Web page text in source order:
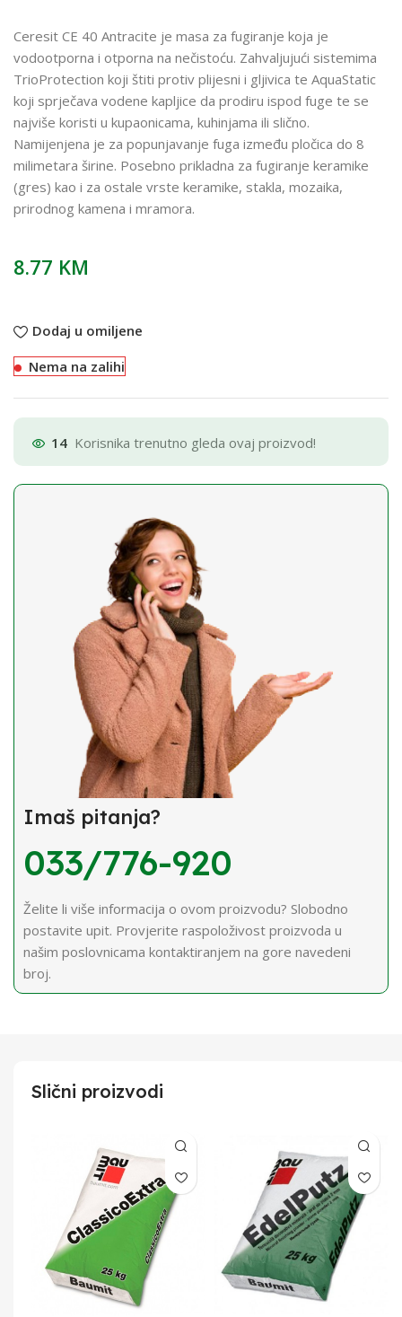
Ceresit CE 40 Antracite je masa za fugiranje koja je
vodootporna i otporna na nečistoću. Zahvaljujući sistemima
TrioProtection koji štiti protiv plijesni i gljivica te AquaStatic
koji sprječava vodene kapljice da prodiru ispod fuge te se
najviše koristi u kupaonicama, kuhinjama ili slično.
Namijenjena je za popunjavanje fuga između pločica do 8
milimetara širine. Posebno prikladna za fugiranje keramike
(gres) kao i za ostale vrste keramike, stakla, mozaika,
prirodnog kamena i mramora.
8.77 KM
Dodaj u omiljene
Nema na zalihi
14 Korisnika trenutno gleda ovaj proizvod!
Imaš pitanja?
033/776-920
Želite li više informacija o ovom proizvodu? Slobodno
postavite upit. Provjerite raspoloživost proizvoda u
našim poslovnicama kontaktiranjem na gore navedeni
broj.
Slični proizvodi